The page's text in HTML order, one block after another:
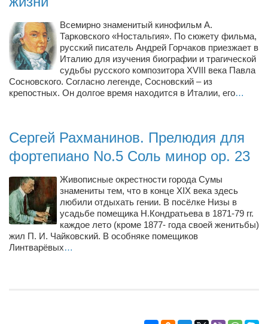
«Павел» — магазин мужской одежды
Туризм
«Траверс» — экипировочный центр
Журналисты
Александр Кугук
Музыканты
Евгений Касьяненко
Сергей Коноз
Денис Федченко
Звукорежиссёры
Всемирно знаменитый кинофильм А.
Тарковского «Ностальгия». По сюжету фильма,
русский писатель Андрей Горчаков приезжает в
Италию для изучения биографии и трагической
судьбы русского композитора XVIII века Павла
Сосновского. Согласно легенде, Сосновский – из
крепостных. Он долгое время находится в Италии, его…
Сергей Рахманинов. Прелюдия для
фортепиано No.5 Соль минор op. 23
Живописные окрестности города Сумы
знамениты тем, что в конце XIX века здесь
любили отдыхать гении. В посёлке Низы в
усадьбе помещика Н.Кондратьева в 1871-79 гг.
каждое лето (кроме 1877- года своей женитьбы)
жил П. И. Чайковский. В особняке помещиков
Линтварёвых…